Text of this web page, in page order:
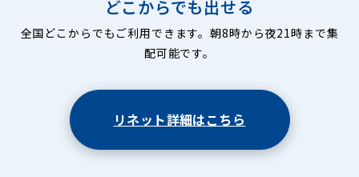
どこからでも出せる
全国どこからでもご利用できます。朝8時から夜21時まで集
配可能です。
リネット詳細はこちら